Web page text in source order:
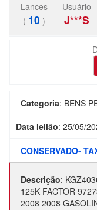
Lances
( 10 )
Usuário
J***S
Categoria: BENS
Data leilão: 25/05/
CONSERVADO-
Descrição:
125K FACTOR
2008 2008